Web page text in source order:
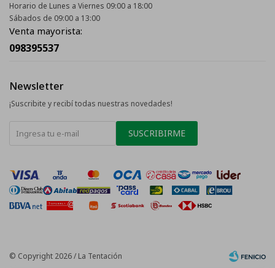
Horario de Lunes a Viernes 09:00 a 18:00
Sábados de 09:00 a 13:00
Venta mayorista:
098395537
Newsletter
¡Suscribite y recibí todas nuestras novedades!
SUSCRIBIRME
© Copyright 2026 / La Tentación